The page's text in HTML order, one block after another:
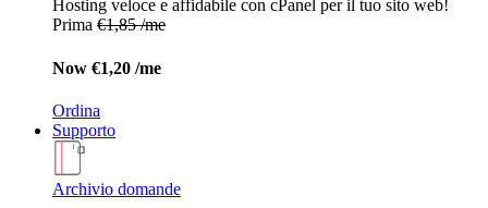
Hosting veloce e affidabile con cPanel per il tuo sito web!
Prima €1,85 /me
Now €1,20 /me
Ordina
Supporto
Archivio domande